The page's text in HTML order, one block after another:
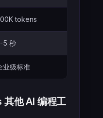
tokens
5 秒
业级标准
他 AI 编程工